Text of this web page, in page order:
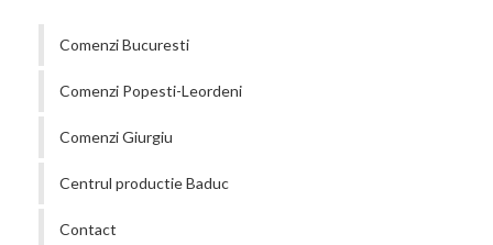
Comenzi Bucuresti
Comenzi Popesti-Leordeni
Comenzi Giurgiu
Centrul productie Baduc
Contact